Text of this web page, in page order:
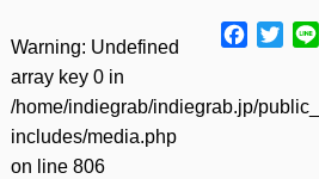
Warning: Undefined
array key 0 in
/home/indiegrab/indiegrab.jp/
includes/media.php
on line 806